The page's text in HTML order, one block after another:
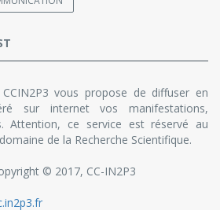
vous propose de diffuser en
sur internet vos manifestations,
Attention, ce service est réservé au
de la Recherche Scientifique.
© 2017, CC-IN2P3